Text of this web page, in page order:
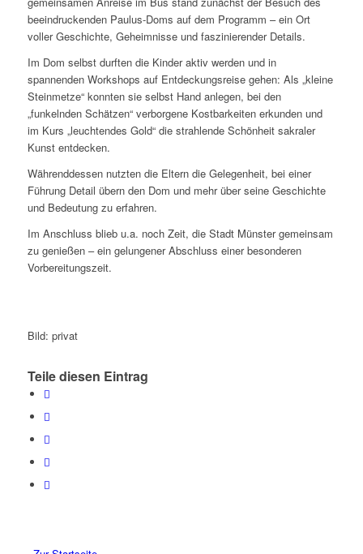
beeindruckenden Paulus-Doms auf dem Programm – ein Ort
voller Geschichte, Geheimnisse und faszinierender Details.
Im Dom selbst durften die Kinder aktiv werden und in
spannenden Workshops auf Entdeckungsreise gehen: Als „kleine
Steinmetze“ konnten sie selbst Hand anlegen, bei den
„funkelnden Schätzen“ verborgene Kostbarkeiten erkunden und
im Kurs „leuchtendes Gold“ die strahlende Schönheit sakraler
Kunst entdecken.
Währenddessen nutzten die Eltern die Gelegenheit, bei einer
Führung Detail übern den Dom und mehr über seine Geschichte
und Bedeutung zu erfahren.
Im Anschluss blieb u.a. noch Zeit, die Stadt Münster gemeinsam
zu genießen – ein gelungener Abschluss einer besonderen
Vorbereitungszeit.
Bild: privat
Teile diesen Eintrag